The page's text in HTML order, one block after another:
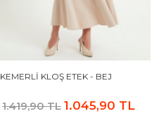
KEMERLI KLOŞ ETEK - BEJ
1.419,90 TL 1.045,90 TL